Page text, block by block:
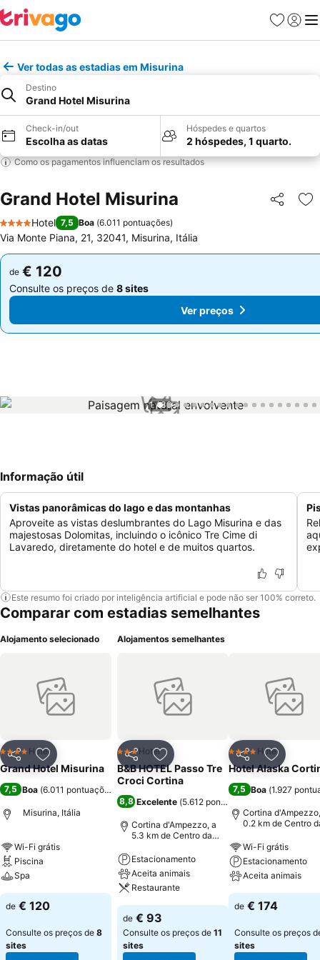
Favoritos
Iniciar
Ver todas as estadias em Misurina
Destino
Grand Hotel Misurina
Check-in/out
Escolha as datas
Hóspedes e quartos
2 hóspedes, 1 quarto.
Como os pagamentos influenciam os resultados
Grand Hotel Misurina Partilhar
4 Estrelas
Hotel 7,5 Boa (6.011 pontuações)
Via Monte Piana, 21, 32041, Misurina, Itália
de € 120
Consulte os preços de 8 sites
de € 120
Consulte os preços de 8 sites
Ver preços
1 / 39
Informação útil
Vistas panorâmicas do lago e das montanhas
Aproveite as vistas deslumbrantes do Lago Misurina e das
majestosas Dolomitas, incluindo o icônico Tre Cime di
Lavaredo, diretamente do hotel e de muitos quartos.
Este resumo foi criado por inteligência artificial e pode não ser 100% correto.
Comparar com estadias semelhantes
Alojamento selecionado
PartilharAdicionar aos favoritos
4 EstrelasHotel
Grand Hotel Misurina
7,5 Boa (6.011 pontuações
Misurina, Itália
Wi-Fi grátis
Piscina
Spa
de € 120
Consulte os preços de 8
sites
Alojamentos semelhantes
PartilharAdicionar aos favoritos
3 Estrelas
Hotel
B&B HOTEL Passo Tre
Croci Cortina
8,8 Excelente (5.612 pontuações
Cortina d'Ampezzo, a
5.3 km de Centro da
Estacionamento
Aceita animais
Restaurante
de € 93
Consulte os preços de 11
sites
Partilhar
4 EstrelasHotel
Hotel Alaska
7,5 Boa (1.927
Cortina
0.2 km de Centro
Wi-Fi grátis
Estacionamento
Aceita animais
de € 174
Consulte os preços
sites